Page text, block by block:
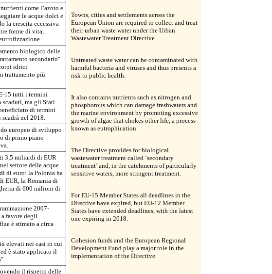
come l’azoto e
le acque dolci e
la crescita eccessiva
forme di vita,
biologico delle
secondario"
idrici
trattamento più
15 tutti i termini
ma gli Stati
di termini
nel 2018.
europeo di sviluppo
di primo piano
3,5 miliardi di EUR
settore delle acque
di euro: la Polonia ha
EUR, la Romania di
di 600 milioni di
2007-
favore degli
è stimato a circa
elevati nei casi in cui
è stato applicato il
il rispetto delle
Towns, cities and settlements across the
European Union are required to collect and treat
their urban waste water under the Urban
Wastewater Treatment Directive.
Untreated waste water can be contaminated with
harmful bacteria and viruses and thus presents a
risk to public health.
It also contains nutrients such as nitrogen and
phosphorous which can damage freshwaters and
the marine environment by promoting excessive
growth of algae that chokes other life, a process
known as eutrophication.
The Directive provides for biological
wastewater treatment called ‘secondary
treatment’ and, in the catchments of particularly
sensitive waters, more stringent treatment.
For EU-15 Member States all deadlines in the
Directive have expired, but EU-12 Member
States have extended deadlines, with the latest
one expiring in 2018.
Cohesion funds and the European Regional
Development Fund play a major role in the
implementation of the Directive.